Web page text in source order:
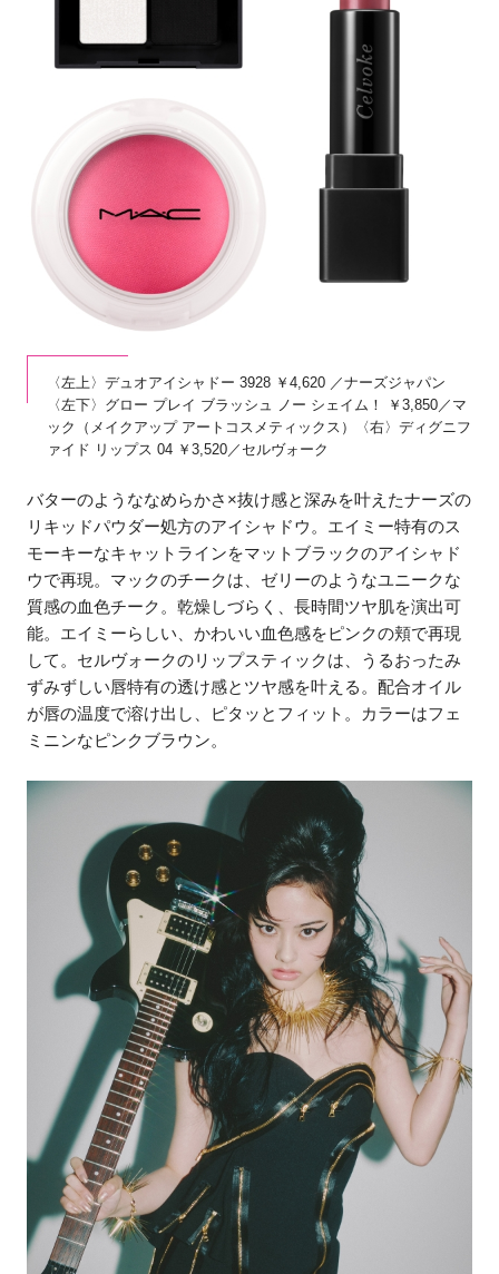
〈左上〉デュオアイシャドー 3928 ￥4,620 ／ナーズジャパン
〈左下〉グロー プレイ ブラッシュ ノー シェイム！ ￥3,850／マ
ック（メイクアップ アートコスメティックス）〈右〉ディグニフ
ァイド リップス 04 ￥3,520／セルヴォーク
バターのようななめらかさ×抜け感と深みを叶えたナーズの
リキッドパウダー処方のアイシャドウ。エイミー特有のス
モーキーなキャットラインをマットブラックのアイシャド
ウで再現。マックのチークは、ゼリーのようなユニークな
質感の血色チーク。乾燥しづらく、長時間ツヤ肌を演出可
能。エイミーらしい、かわいい血色感をピンクの頬で再現
して。セルヴォークのリップスティックは、うるおったみ
ずみずしい唇特有の透け感とツヤ感を叶える。配合オイル
が唇の温度で溶け出し、ピタッとフィット。カラーはフェ
ミニンなピンクブラウン。